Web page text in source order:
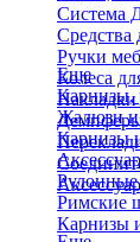
Система
Средства
Ручки
Колеса
Еще
Карнизы,
Жалюзи
Карнизы
Римские
Карнизы